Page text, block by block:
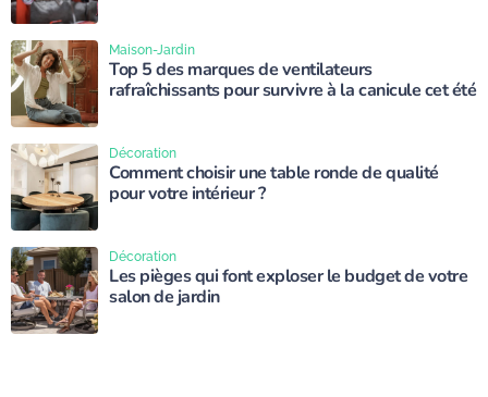
Top 5 des marques de ventilateurs
rafraîchissants pour survivre à la canicule cet été
Maison-Jardin
Comment choisir une table ronde de qualité
pour votre intérieur ?
Décoration
Les pièges qui font exploser le budget de votre
salon de jardin
Décoration